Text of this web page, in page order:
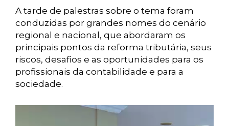
A tarde de palestras sobre o tema foram
conduzidas por grandes nomes do cenário
regional e nacional, que abordaram os
principais pontos da reforma tributária, seus
riscos, desafios e as oportunidades para os
profissionais da contabilidade e para a
sociedade.